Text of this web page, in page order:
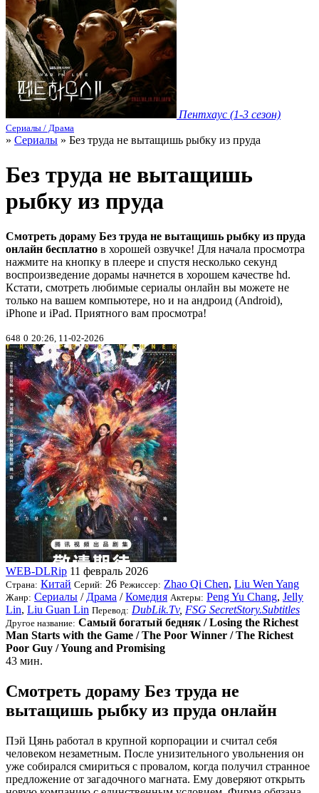
Пентхаус (1-3 сезон)
Сериалы / Драма
» Сериалы » Без труда не вытащишь рыбку из пруда
Без труда не вытащишь
рыбку из пруда
Смотреть дораму Без труда не вытащишь рыбку из пруда
онлайн бесплатно в хорошей озвучке! Для начала просмотра
нажмите на кнопку в плеере и спустя несколько секунд
воспроизведение дорамы начнется в хорошем качестве hd.
Кстати, смотреть любимые сериалы онлайн вы можете не
только на вашем компьютере, но и на андроид (Android),
iPhone и iPad. Приятного вам просмотра!
648 0 20:26, 11-02-2026
WEB-DLRip 11 февраль 2026
Страна: Китай Серий: 26 Режиссер: Zhao Qi Chen, Liu Wen Yang
Жанр: Сериалы / Драма /Комедия Актеры: Peng Yu Chang, Jelly
Lin, Liu Guan Lin Перевод: DubLik.Tv, FSG SecretStory.Subtitles
Другое название: Самый богатый бедняк / Losing the Richest
Man Starts with the Game / The Poor Winner / The Richest
Poor Guy / Young and Promising
43 мин.
Смотреть дораму Без труда не
вытащишь рыбку из пруда онлайн
Пэй Цянь работал в крупной корпорации и считал себя
человеком незаметным. После унизительного увольнения он
уже собирался смириться с провалом, когда получил странное
предложение от загадочного магната. Ему доверяют открыть